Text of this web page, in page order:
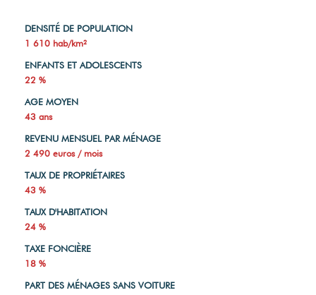
DENSITÉ DE POPULATION
1 610 hab/km²
ENFANTS ET ADOLESCENTS
22 %
AGE MOYEN
43 ans
REVENU MENSUEL PAR MÉNAGE
2 490 euros / mois
TAUX DE PROPRIÉTAIRES
43 %
TAUX D'HABITATION
24 %
TAXE FONCIÈRE
18 %
PART DES MÉNAGES SANS VOITURE